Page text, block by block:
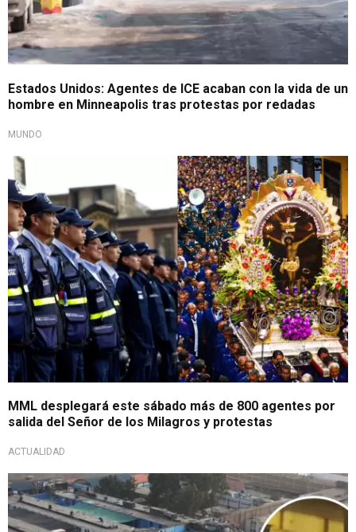
Estados Unidos: Agentes de ICE acaban con la vida de un
hombre en Minneapolis tras protestas por redadas
MUNDO
Resguardarán el Centro Histórico
MML desplegará este sábado más de 800 agentes por
salida del Señor de los Milagros y protestas
ACTUALIDAD
Habría un implicado